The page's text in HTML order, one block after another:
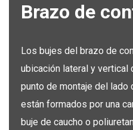
Brazo de
Los bujes del brazo de
ubicación lateral y vertical
punto de montaje del lado
están formados por una
buje de caucho o